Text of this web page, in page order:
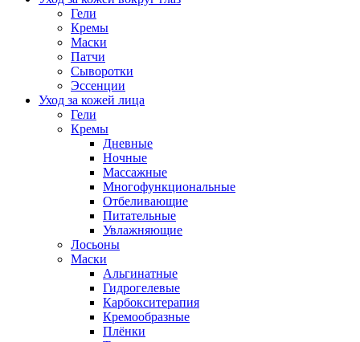
Гели
Кремы
Маски
Патчи
Сыворотки
Эссенции
Уход за кожей лица
Гели
Кремы
Дневные
Ночные
Массажные
Многофункциональные
Отбеливающие
Питательные
Увлажняющие
Лосьоны
Маски
Альгинатные
Гидрогелевые
Карбокситерапия
Кремообразные
Плёнки